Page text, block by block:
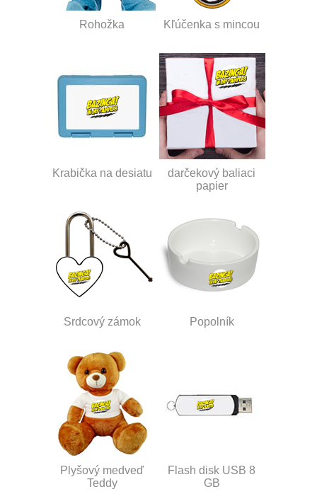
Rohožka Kľúčenka s mincou
Krabička na desiatu
darčekový baliaci
papier
Srdcový zámok Popolník
Plyšový medveď
Teddy
Flash disk USB 8
GB